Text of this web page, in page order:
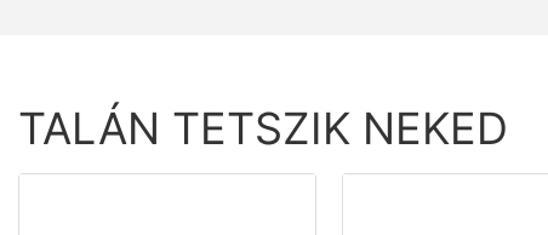
TALÁN TETSZIK NEKED